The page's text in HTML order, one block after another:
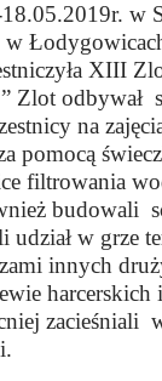
w
XIII
Zlot odbywał
na
pomocą
filtrowania
budowali
udział w grze
innych
zacieśniali